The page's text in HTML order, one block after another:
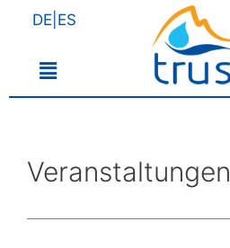
DE|ES
Veranstaltungen